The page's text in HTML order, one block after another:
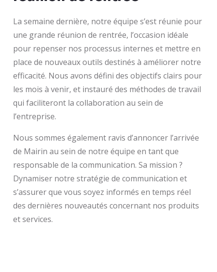
La semaine dernière, notre équipe s’est réunie pour
une grande réunion de rentrée, l’occasion idéale
pour repenser nos processus internes et mettre en
place de nouveaux outils destinés à améliorer notre
efficacité. Nous avons défini des objectifs clairs pour
les mois à venir, et instauré des méthodes de travail
qui faciliteront la collaboration au sein de
l’entreprise.
Nous sommes également ravis d’annoncer l’arrivée
de Mairin au sein de notre équipe en tant que
responsable de la communication. Sa mission ?
Dynamiser notre stratégie de communication et
s’assurer que vous soyez informés en temps réel
des dernières nouveautés concernant nos produits
et services.